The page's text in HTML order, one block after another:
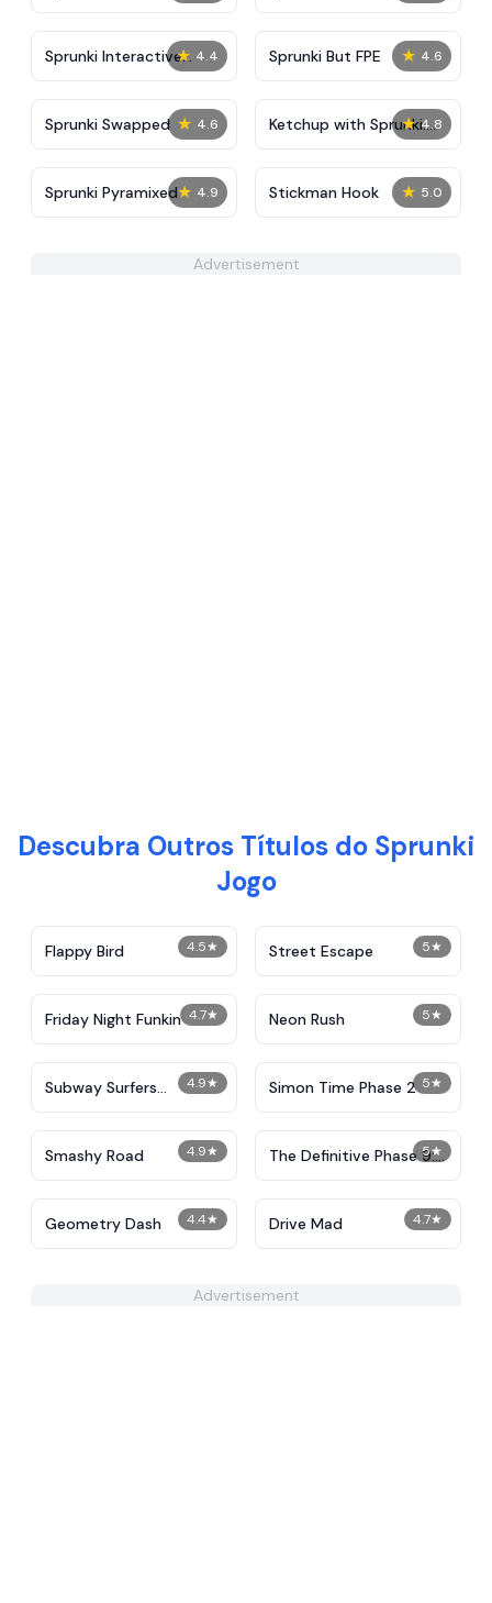
★ 4.4
Sprunki Interactive
Tunner
★ 4.6
Sprunki But FPE
★ 4.6
Sprunki Swapped ★ 4.8
Ketchup with Sprunki:
Human Edition
★ 4.9
Sprunki Pyramixed ★ 5.0
Stickman Hook
Advertisement
Descubra Outros Títulos do Sprunki
Jogo
4.5★
Flappy Bird 5★
Street Escape
4.7★
Friday Night Funkin 5★
Neon Rush
4.9★
Subway Surfers
Unblocked
5★
Simon Time Phase 2
4.9★
Smashy Road 5★
The Definitive Phase 9:
Demolition
4.4★
Geometry Dash 4.7★
Drive Mad
Advertisement